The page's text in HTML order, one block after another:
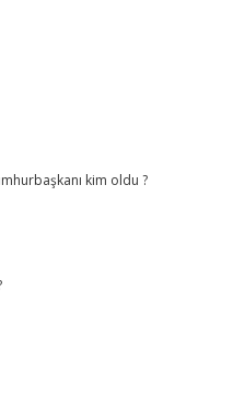
kim oldu ?